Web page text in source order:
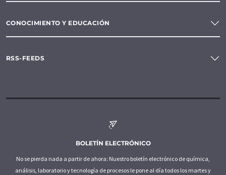
CONOCIMIENTO Y EDUCACIÓN
RSS-FEEDS
BOLETÍN ELECTRÓNICO
No se pierda nada a partir de ahora: Nuestro boletín electrónico de química,
análisis, laboratorio y tecnología de procesos le pone al día todos los martes y